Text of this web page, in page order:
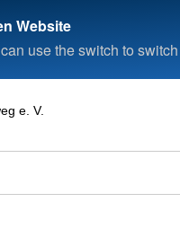
Website
use the switch to
e. V.